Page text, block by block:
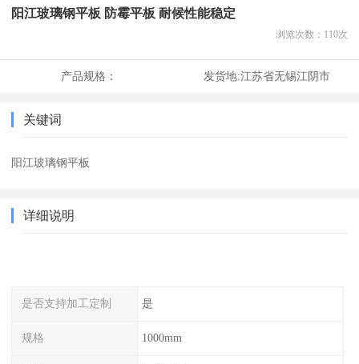
阳江玻璃钢平板 防霉平板 耐候性能稳定
浏览次数： 110次
产品规格： 发货地:江苏省无锡江阴市
关键词
阳江玻璃钢平板
详细说明
是否支持加工定制 是
规格 1000mm